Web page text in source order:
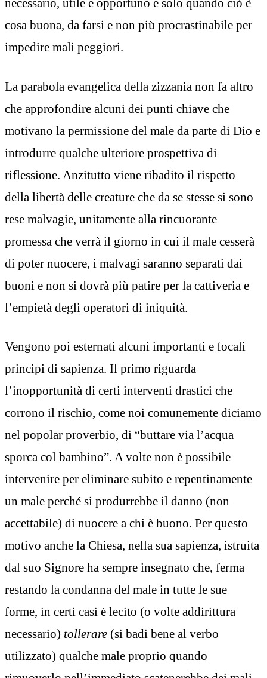
necessario, utile e opportuno e solo quando ciò è
cosa buona, da farsi e non più procrastinabile per
impedire mali peggiori.
La parabola evangelica della zizzania non fa altro
che approfondire alcuni dei punti chiave che
motivano la permissione del male da parte di Dio e
introdurre qualche ulteriore prospettiva di
riflessione. Anzitutto viene ribadito il rispetto
della libertà delle creature che da se stesse si sono
rese malvagie, unitamente alla rincuorante
promessa che verrà il giorno in cui il male cesserà
di poter nuocere, i malvagi saranno separati dai
buoni e non si dovrà più patire per la cattiveria e
l’empietà degli operatori di iniquità.
Vengono poi esternati alcuni importanti e focali
principi di sapienza. Il primo riguarda
l’inopportunità di certi interventi drastici che
corrono il rischio, come noi comunemente diciamo
nel popolar proverbio, di “buttare via l’acqua
sporca col bambino”. A volte non è possibile
intervenire per eliminare subito e repentinamente
un male perché si produrrebbe il danno (non
accettabile) di nuocere a chi è buono. Per questo
motivo anche la Chiesa, nella sua sapienza, istruita
dal suo Signore ha sempre insegnato che, ferma
restando la condanna del male in tutte le sue
forme, in certi casi è lecito (o volte addirittura
necessario) tollerare (si badi bene al verbo
utilizzato) qualche male proprio quando